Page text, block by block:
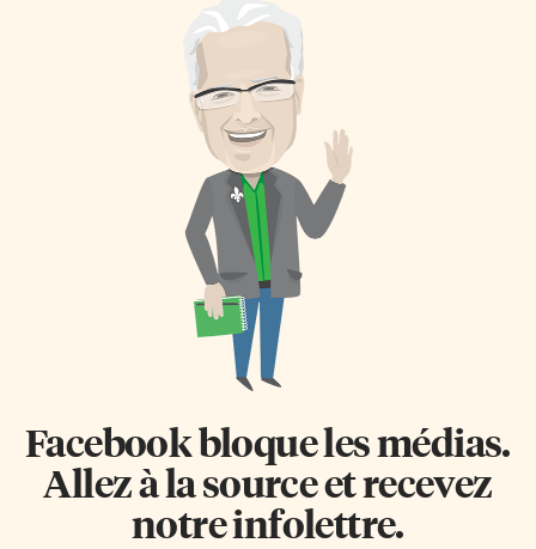
150 millions d’années-lumière
de la Terre. Les scientifiques se
doutaient que des jets de
matière pouvaient surgir lors
de telles rencontres spatiales,
encore jamais observé. En
effet, les gaz interstellaires
empêcheraient la lumière
visible et les rayons X émis lors
de ces rencontres d’arriver
d’accepter la nourriture
humaine. Grâce à des capacités
d’innovation et
d’apprentissage, ils ont
développé des techniques pour
ouvrir un paquet de gâteaux ou
encore accéder aux poubelles.
Enfin, ayant une bonne
mémoire, ils savent retenir les
bonnes cachettes, sources de
nourriture. Malheureusement,
toutes ces adaptations […]
Facebook bloque les médias.
Allez à la source et recevez
notre infolettre.